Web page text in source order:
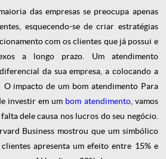
das empresas se preocupa apenas
esquecendo-se de criar estratégias
com os clientes que já possui e
a longo prazo. Um atendimento
da sua empresa, a colocando a
O impacto de um bom atendimentoPara
investir em um bom atendimento, vamos
dele causa nos lucros do seu negócio.
Business mostrou que um simbólico
apresenta um efeito entre 15% e